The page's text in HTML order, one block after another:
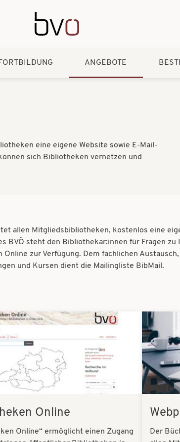
Direkt zum Inhalt
ANGEBOTE
eine eigene Website sowie E-Mail-
sich Bibliotheken vernetzen und
allen Mitgliedsbibliotheken, kostenlos eine
BVÖ steht den Bibliothekar:innen für Fragen
Online zur Verfügung. Dem fachlichen
und Kursen dient die Mailingliste BibMail.
Online
Online“ ermöglicht einen Zugang
Bilder
Der